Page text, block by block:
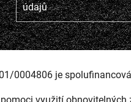
údajů
0004806 je